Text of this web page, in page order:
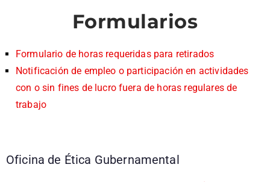
Piedras
Formularios
Formulario de horas requeridas para retirados
Notificación de empleo o participación en actividades
con o sin fines de lucro fuera de horas regulares de
trabajo
Oficina de Ética Gubernamental